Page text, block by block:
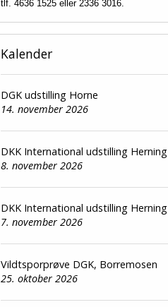
tlf. 4636 1525 eller 2336 3016.
Kalender
DGK udstilling Horne
14. november 2026
DKK International udstilling Herning
8. november 2026
DKK International udstilling Herning
7. november 2026
Vildtsporprøve DGK, Borremosen
25. oktober 2026